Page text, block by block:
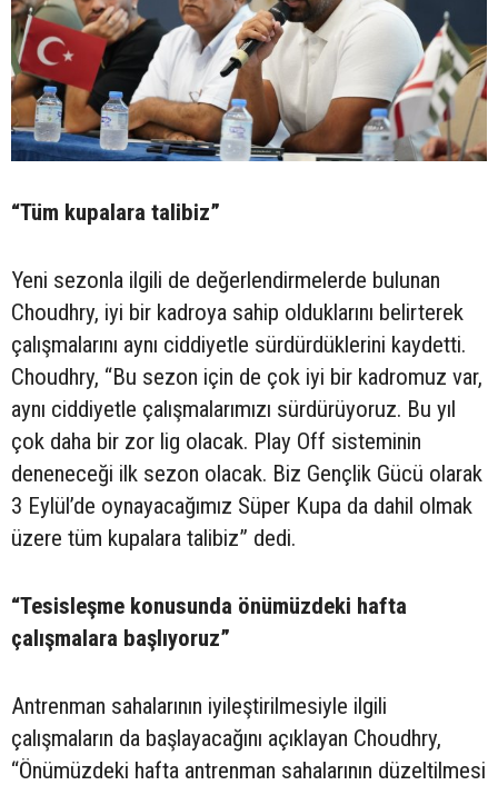
“Tüm kupalara talibiz”
Yeni sezonla ilgili de değerlendirmelerde bulunan
Choudhry, iyi bir kadroya sahip olduklarını belirterek
çalışmalarını aynı ciddiyetle sürdürdüklerini kaydetti.
Choudhry, “Bu sezon için de çok iyi bir kadromuz var,
aynı ciddiyetle çalışmalarımızı sürdürüyoruz. Bu yıl
çok daha bir zor lig olacak. Play Off sisteminin
deneneceği ilk sezon olacak. Biz Gençlik Gücü olarak
3 Eylül’de oynayacağımız Süper Kupa da dahil olmak
üzere tüm kupalara talibiz” dedi.
“Tesisleşme konusunda önümüzdeki hafta
çalışmalara başlıyoruz”
Antrenman sahalarının iyileştirilmesiyle ilgili
çalışmaların da başlayacağını açıklayan Choudhry,
“Önümüzdeki hafta antrenman sahalarının düzeltilmesi